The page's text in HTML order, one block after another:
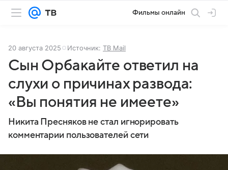
Фильмы онлайн
20 августа 2025 Источник: ТВ Mail
Сын Орбакайте ответил на
слухи о причинах развода:
«Вы понятия не имеете»
Никита Пресняков не стал игнорировать
комментарии пользователей сети